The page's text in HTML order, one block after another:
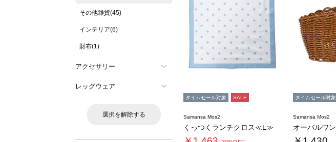
その他雑貨(45)
インテリア(6)
財布(1)
アクセサリー
レッグウェア
選択を解除する
タイムセール対象 SALE
Samansa Mos2
くっつくランチクロス≪L≫
タイムセール対象
Samansa Mos2